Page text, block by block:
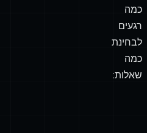
כמה
רגעים
לבחינת
כמה
שאלות: